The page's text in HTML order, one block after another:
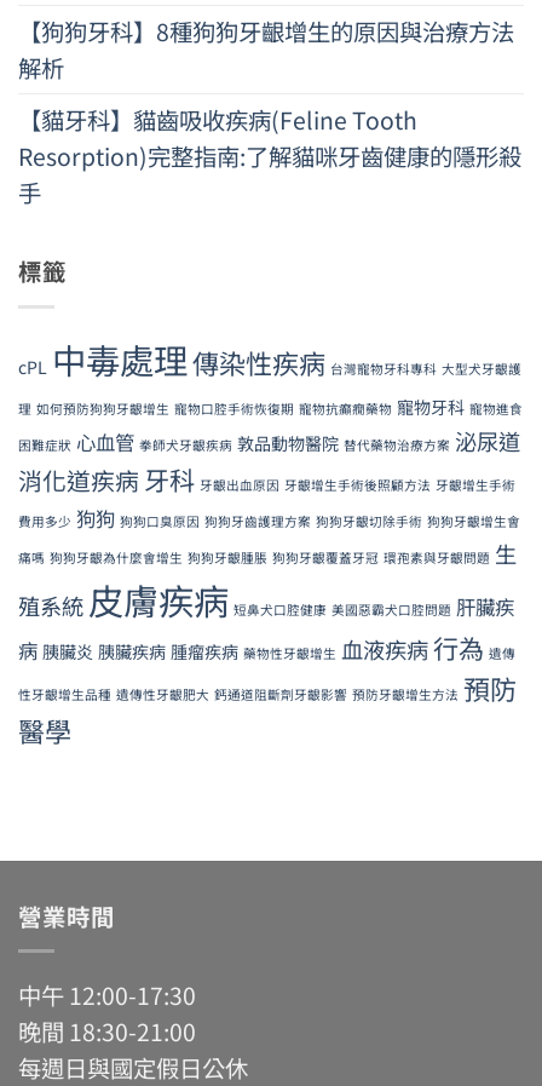
【狗狗牙科】8種狗狗牙齦增生的原因與治療方法
解析
【貓牙科】貓齒吸收疾病(Feline Tooth
Resorption)完整指南:了解貓咪牙齒健康的隱形殺
手
標籤
cPL 中毒處理傳染性疾病 台灣寵物牙科專科 大型犬牙齦護
理 如何預防狗狗牙齦增生 寵物口腔手術恢復期 寵物抗癲癇藥物 寵物牙科 寵物進食
困難症狀 心血管 拳師犬牙齦疾病 敦品動物醫院 替代藥物治療方案 泌尿道
消化道疾病 牙科 牙齦出血原因 牙齦增生手術後照顧方法 牙齦增生手術
費用多少 狗狗 狗狗口臭原因 狗狗牙齒護理方案 狗狗牙齦切除手術 狗狗牙齦增生會
痛嗎 狗狗牙齦為什麼會增生 狗狗牙齦腫脹 狗狗牙齦覆蓋牙冠 環孢素與牙齦問題 生
殖系統皮膚疾病 短鼻犬口腔健康 美國惡霸犬口腔問題 肝臟疾
病 胰臟炎 胰臟疾病 腫瘤疾病 藥物性牙齦增生 血液疾病行為 遺傳
性牙齦增生品種 遺傳性牙齦肥大 鈣通道阻斷劑牙齦影響 預防牙齦增生方法 預防
醫學
營業時間
中午 12:00-17:30
晚間 18:30-21:00
每週日與國定假日公休